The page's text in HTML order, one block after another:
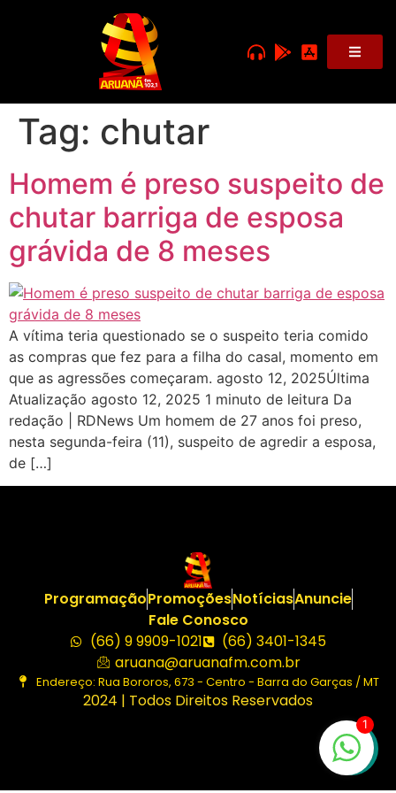
Tag: chutar
Homem é preso suspeito de
chutar barriga de esposa
grávida de 8 meses
A vítima teria questionado se o suspeito teria comido
as compras que fez para a filha do casal, momento em
que as agressões começaram. agosto 12, 2025Última
Atualização agosto 12, 2025 1 minuto de leitura Da
redação | RDNews Um homem de 27 anos foi preso,
nesta segunda-feira (11), suspeito de agredir a esposa,
de […]
ProgramaçãoPromoçõesNotíciasAnuncie
Fale Conosco
(66) 9 9909-1021
(66) 3401-1345
aruana@aruanafm.com.br
Endereço: Rua Bororos, 673 - Centro - Barra do Garças / MT
2024 | Todos Direitos Reservados
1